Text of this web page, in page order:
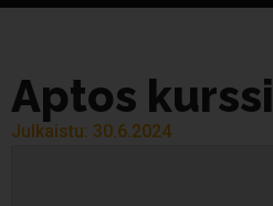
Aptos kurssi
Julkaistu: 30.6.2024